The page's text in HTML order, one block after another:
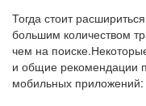
Тогда стоит
большим количеством
чем на
и общие рекомендации
мобильных приложений: